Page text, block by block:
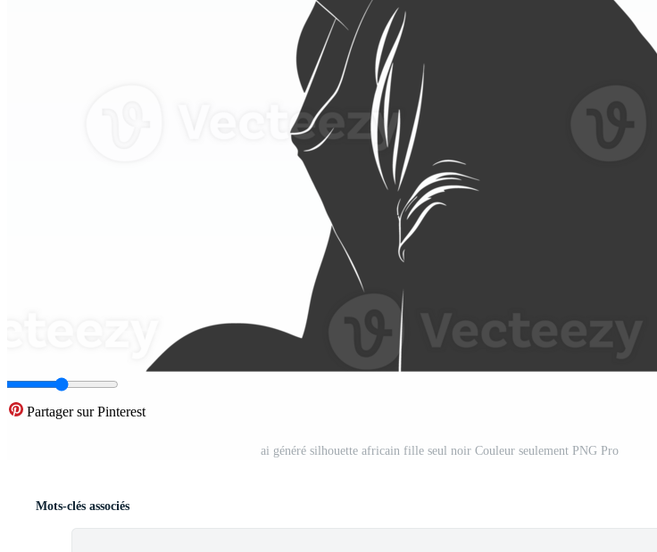
Partager sur Pinterest
ai généré silhouette africain fille seul noir Couleur seulement PNG Pro
Mots-clés associés